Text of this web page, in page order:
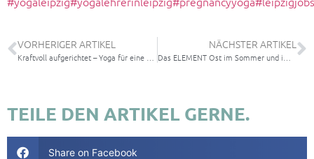
VORHERIGER ARTIKEL NÄCHSTER ARTIKEL
TEILE DEN ARTIKEL GERNE.
Share on Facebook